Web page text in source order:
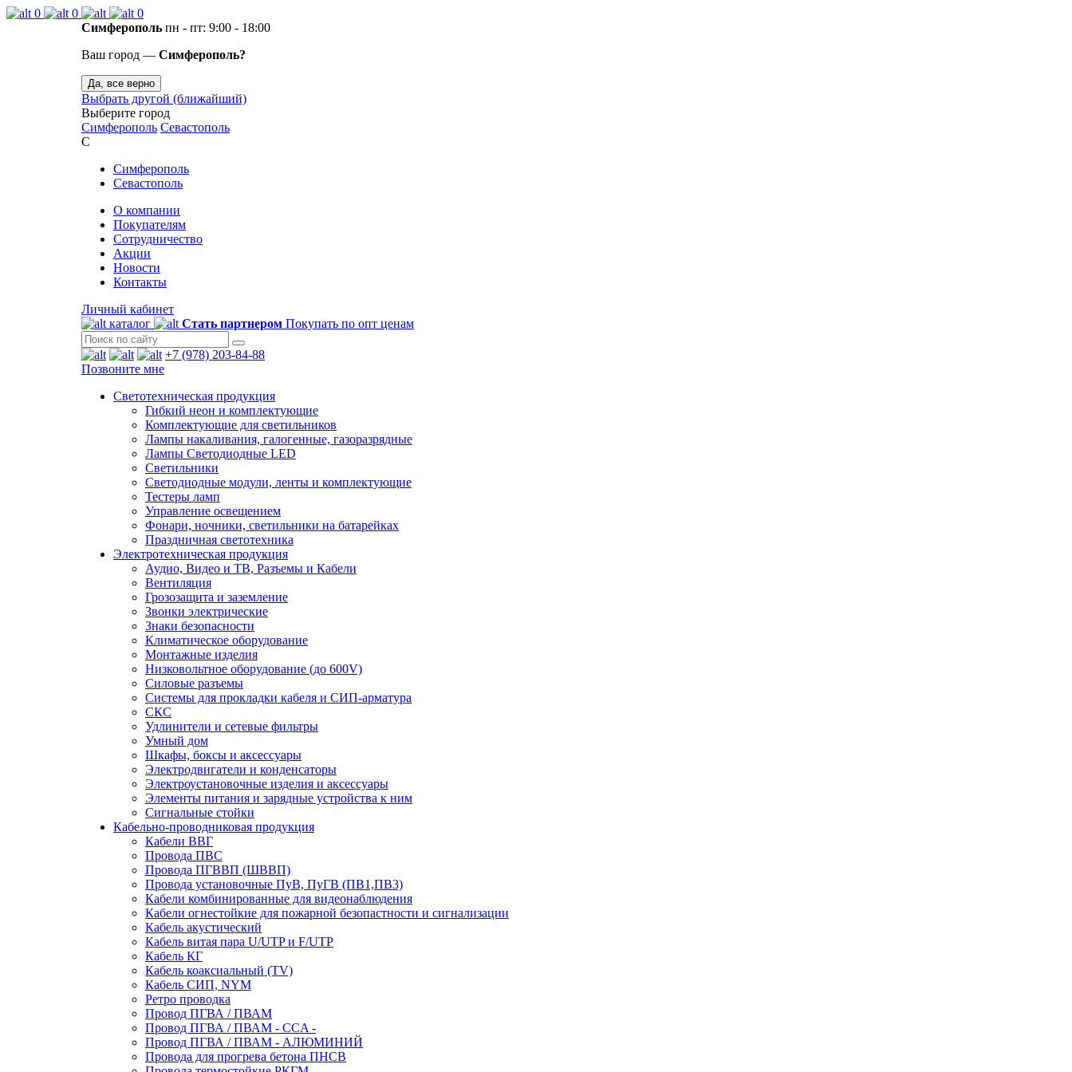
0 0
0
Симферополь пн - пт: 9:00 - 18:00
Ваш город — Симферополь?
Да, все верно
Выбрать другой (ближайший)
Выберите город
Симферополь Севастополь
С
Симферополь
Севастополь
О компании
Покупателям
Сотрудничество
Акции
Новости
Контакты
Личный кабинет
каталог
Стать партнером Покупать по опт ценам
+7 (978) 203-84-88
Позвоните мне
Светотехническая продукция
Гибкий неон и комплектующие
Комплектующие для светильников
Лампы накаливания, галогенные, газоразрядные
Лампы Светодиодные LED
Светильники
Светодиодные модули, ленты и комплектующие
Тестеры ламп
Управление освещением
Фонари, ночники, светильники на батарейках
Праздничная светотехника
Электротехническая продукция
Аудио, Видео и ТВ, Разъемы и Кабели
Вентиляция
Грозозащита и заземление
Звонки электрические
Знаки безопасности
Климатическое оборудование
Монтажные изделия
Низковольтное оборудование (до 600V)
Силовые разъемы
Системы для прокладки кабеля и СИП-арматура
СКС
Удлинители и сетевые фильтры
Умный дом
Шкафы, боксы и аксессуары
Электродвигатели и конденсаторы
Электроустановочные изделия и аксессуары
Элементы питания и зарядные устройства к ним
Сигнальные стойки
Кабельно-проводниковая продукция
Кабели ВВГ
Провода ПВС
Провода ПГВВП (ШВВП)
Провода установочные ПуВ, ПуГВ (ПВ1,ПВ3)
Кабели комбинированные для видеонаблюдения
Кабели огнестойкие для пожарной безопастности и сигнализации
Кабель акустический
Кабель витая пара U/UTP и F/UTP
Кабель КГ
Кабель коаксиальный (TV)
Кабель СИП, NYM
Ретро проводка
Провод ПГВА / ПВАМ
Провод ПГВА / ПВАМ - CCA -
Провод ПГВА / ПВАМ - АЛЮМИНИЙ
Провода для прогрева бетона ПНСВ